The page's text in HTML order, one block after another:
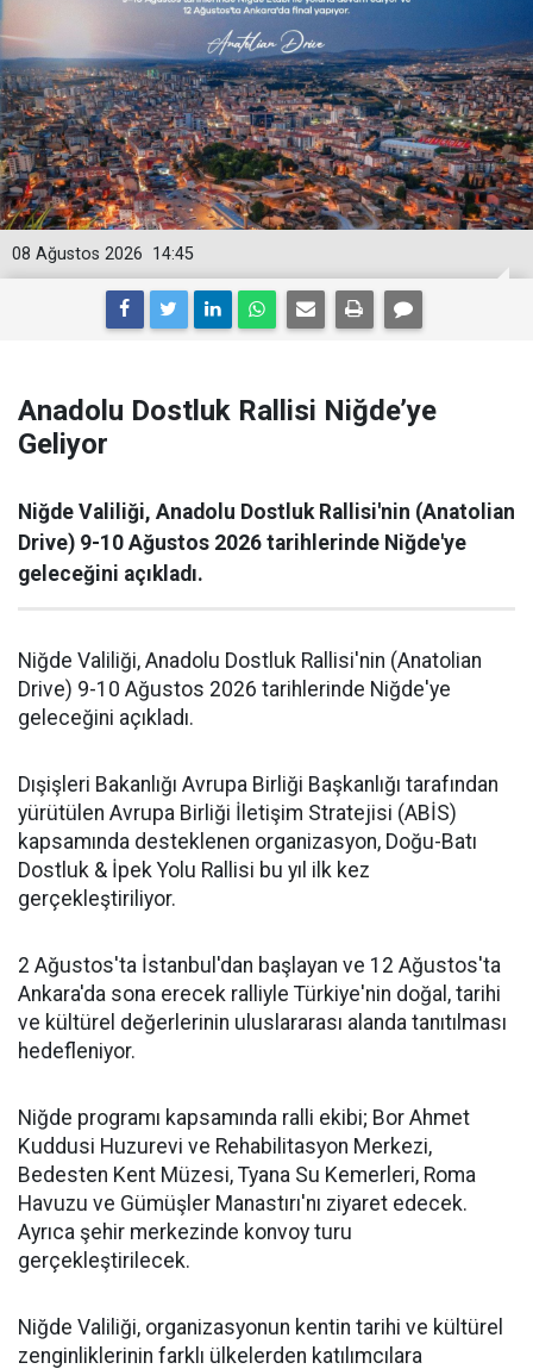
14:45
08 Ağustos 2026
Anadolu Dostluk Rallisi Niğde’ye
Geliyor
Niğde Valiliği, Anadolu Dostluk Rallisi'nin (Anatolian
Drive) 9-10 Ağustos 2026 tarihlerinde Niğde'ye
geleceğini açıkladı.
Niğde Valiliği, Anadolu Dostluk Rallisi'nin (Anatolian
Drive) 9-10 Ağustos 2026 tarihlerinde Niğde'ye
geleceğini açıkladı.
Dışişleri Bakanlığı Avrupa Birliği Başkanlığı tarafından
yürütülen Avrupa Birliği İletişim Stratejisi (ABİS)
kapsamında desteklenen organizasyon, Doğu-Batı
Dostluk & İpek Yolu Rallisi bu yıl ilk kez
gerçekleştiriliyor.
2 Ağustos'ta İstanbul'dan başlayan ve 12 Ağustos'ta
Ankara'da sona erecek ralliyle Türkiye'nin doğal, tarihi
ve kültürel değerlerinin uluslararası alanda tanıtılması
hedefleniyor.
Niğde programı kapsamında ralli ekibi; Bor Ahmet
Kuddusi Huzurevi ve Rehabilitasyon Merkezi,
Bedesten Kent Müzesi, Tyana Su Kemerleri, Roma
Havuzu ve Gümüşler Manastırı'nı ziyaret edecek.
Ayrıca şehir merkezinde konvoy turu
gerçekleştirilecek.
Niğde Valiliği, organizasyonun kentin tarihi ve kültürel
zenginliklerinin farklı ülkelerden katılımcılara